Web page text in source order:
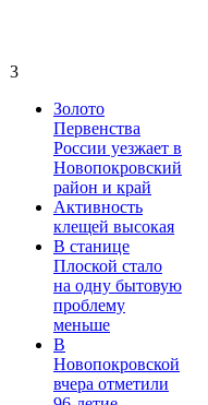
3
Золото
Первенства
России уезжает в
Новопокровский
район и край
Активность
клещей высокая
В станице
Плоской стало
на одну бытовую
проблему
меньше
В
Новопокровской
вчера отметили